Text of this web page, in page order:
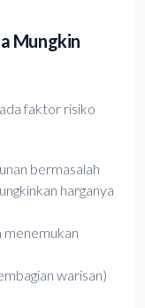
Mungkin
faktor risiko
bermasalah
harganya
warisan)